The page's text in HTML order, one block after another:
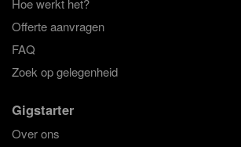
Hoe werkt het?
Offerte aanvragen
FAQ
Zoek op gelegenheid
Gigstarter
Over ons